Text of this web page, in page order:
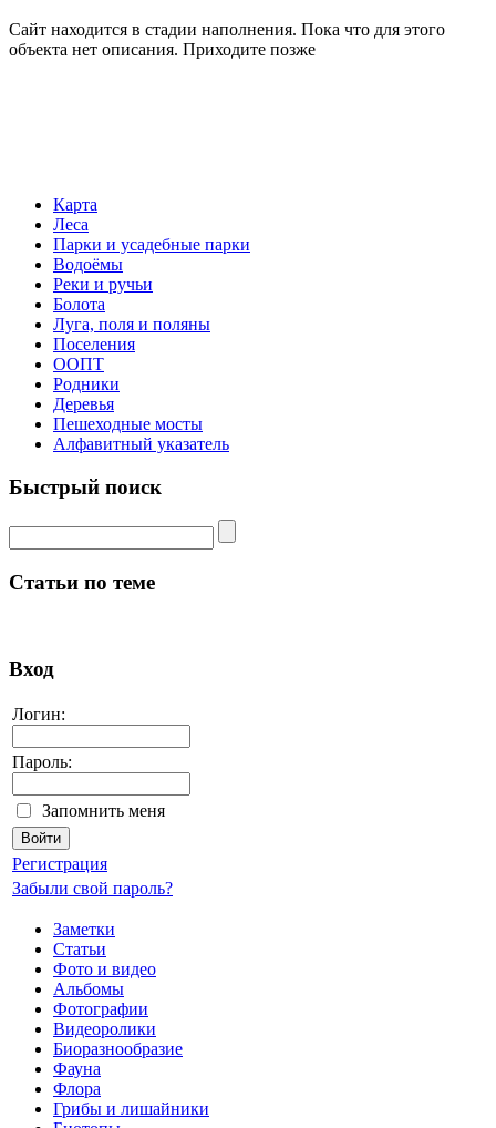
Сайт находится в стадии наполнения. Пока что для этого
объекта нет описания. Приходите позже
Карта
Леса
Парки и усадебные парки
Водоёмы
Реки и ручьи
Болота
Луга, поля и поляны
Поселения
ООПТ
Родники
Деревья
Пешеходные мосты
Алфавитный указатель
Быстрый поиск
Статьи по теме
Вход
Логин:
Пароль:
Запомнить меня
Регистрация
Забыли свой пароль?
Заметки
Статьи
Фото и видео
Альбомы
Фотографии
Видеоролики
Биоразнообразие
Фауна
Флора
Грибы и лишайники